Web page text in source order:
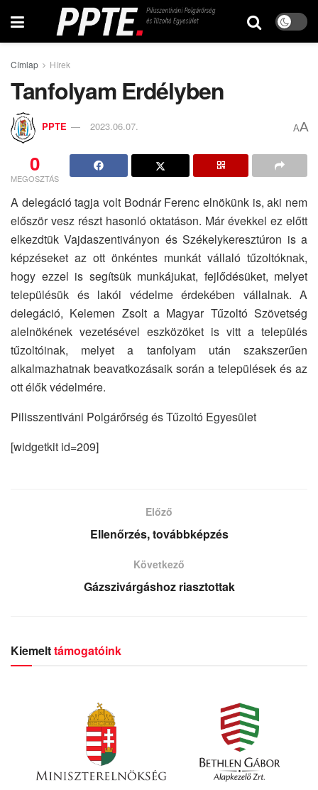
Címlap Hírek
Tanfolyam Erdélyben
PPTE 2023.06.07. AA
0
MEGOSZTÁS
A delegáció tagja volt Bodnár Ferenc elnökünk is, aki nem
először vesz részt hasonló oktatáson. Már évekkel ez előtt
elkezdtük Vajdaszentiványon és Székelykeresztúron is a
képzéseket az ott önkéntes munkát vállaló tűzoltóknak,
hogy ezzel is segítsük munkájukat, fejlődésüket, melyet
településük és lakói védelme érdekében vállalnak. A
delegáció, Kelemen Zsolt a Magyar Tűzoltó Szövetség
alelnökének vezetésével eszközöket is vitt a település
tűzoltóinak, melyet a tanfolyam után szakszerűen
alkalmazhatnak beavatkozásaik során a települések és az
ott élők védelmére.
Pilisszentiváni Polgárőrség és Tűzoltó Egyesület
[widgetkit id=209]
Előző
Ellenőrzés, továbbképzés
Következő
Gázszivárgáshoz riasztottak
Kiemelttámogatóink